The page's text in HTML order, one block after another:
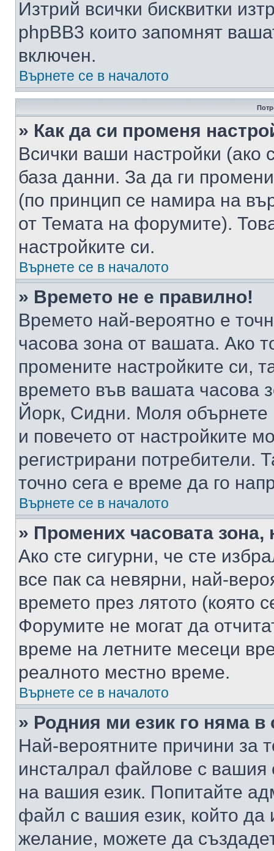
Изтрий всички бисквитки
phpBB3 които запомнят
включен.
Върнете се в началото
» Как да си променя
Всички ваши настройки (ако
база данни. За да ги
(по принцип се намира на
от Темата на форумите).
настройките си.
Върнете се в началото
» Времето не е правилно!
Времето най-вероятно е
часова зона от вашата. Ако
промените настройките си,
времето във вашата
Йорк, Сидни. Моля обърнете
и повечето от настройките
регистрирани потребители.
точно сега е време да го
Върнете се в началото
» Промених часовата
Ако сте сигурни, че сте
все пак са невярни, най-
времето през лятото (която
Форумите не могат да
време на летните месеци
реалното местно време.
Върнете се в началото
» Родния ми език го няма в
Най-вероятните причини за
инсталрал файлове с вашия
на вашия език. Попитайте
файл с вашия език, който да
желание, можете да